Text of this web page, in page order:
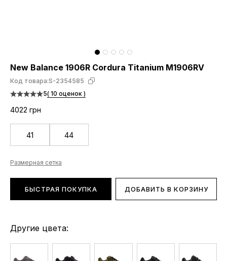
New Balance 1906R Cordura Titanium M1906RV
Код товара:S-2354585
5( 10 оценок )
4022 грн
41 44
Размерная сетка
БЫСТРАЯ ПОКУПКА ДОБАВИТЬ В КОРЗИНУ
Другие цвета: